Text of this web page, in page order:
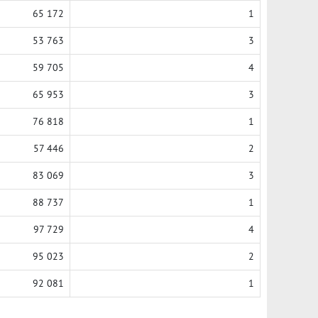
65 172 1
53 763 3
59 705 4
65 953 3
76 818 1
57 446 2
83 069 3
88 737 1
97 729 4
95 023 2
92 081 1